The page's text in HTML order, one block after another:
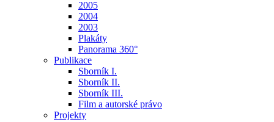
2005
2004
2003
Plakáty
Panorama 360°
Publikace
Sborník I.
Sborník II.
Sborník III.
Film a autorské právo
Projekty